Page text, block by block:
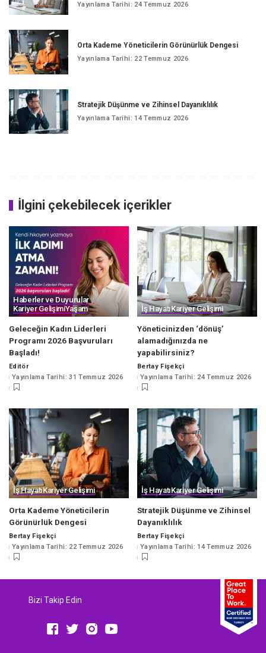
Yayınlama Tarihi: 24 Temmuz 2026
Orta Kademe Yöneticilerin Görünürlük Dengesi
Yayınlama Tarihi: 22 Temmuz 2026
Stratejik Düşünme ve Zihinsel Dayanıklılık
Yayınlama Tarihi: 14 Temmuz 2026
İlgini çekebilecek içerikler
Haberler ve Duyurular
Kariyer GelişimiYaşam
Geleceğin Kadın Liderleri
Programı 2026 Başvuruları
Başladı!
Posted
by
Editör
Yayınlama Tarihi: 31 Temmuz 2026
İş HayatıKariyer Gelişimi
Yöneticinizden ‘dönüş’
alamadığınızda ne
yapabilirsiniz?
Posted
by
Bertay Fişekçi
Yayınlama Tarihi: 24 Temmuz 2026
İş HayatıKariyer Gelişimi
Orta Kademe Yöneticilerin
Görünürlük Dengesi
Posted
by
Bertay Fişekçi
Yayınlama Tarihi: 22 Temmuz 2026
İş HayatıKariyer Gelişimi
Stratejik Düşünme ve Zihinsel
Dayanıklılık
Posted
by
Bertay Fişekçi
Yayınlama Tarihi: 14 Temmuz 2026
Bizi Takip Edin